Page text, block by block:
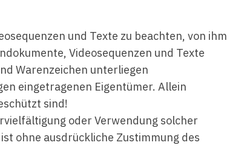
und Texte zu beachten, von ihm
Videosequenzen und Texte
Warenzeichen unterliegen
eingetragenen Eigentümer. Allein
sind!
oder Verwendung solcher
ohne ausdrückliche Zustimmung des